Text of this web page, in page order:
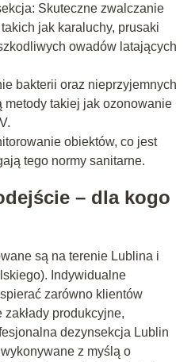
Skuteczne zwalczanie
jak karaluchy, prusaki
owadów latających
bakterii oraz nieprzyjemnych
metody takiej jak ozonowanie
obiektów, co jest
tego normy sanitarne.
– dla kogo
są na terenie Lublina i
Indywidualne
zarówno klientów
produkcyjne,
dezynsekcja Lublin
z myślą o